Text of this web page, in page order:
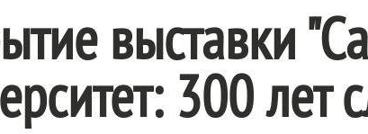
выставки
300 лет